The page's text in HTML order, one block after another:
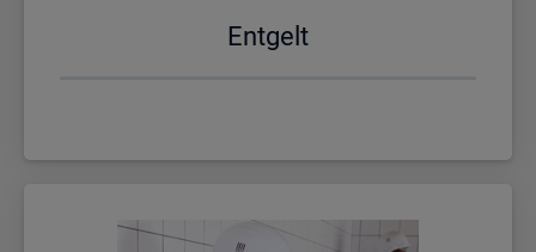
Ent­gelt